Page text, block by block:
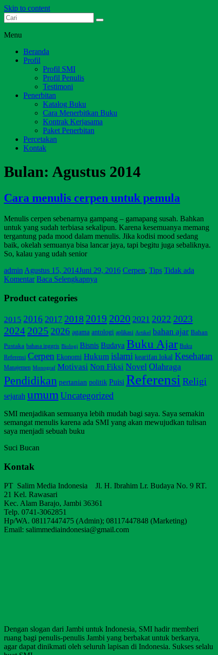
Skip to content
Dari Jambi untuk Indonesia
Menu
Beranda
Profil
Profil SMI
Profil Penulis
Testimoni
Penerbitan
Katalog Buku
Cara Menerbitkan Buku
Kontrak Kerjasama
Paket Penerbitan
Percetakan
Kontak
Bulan: Agustus 2014
Cara menulis cerpen untuk pemula
Menulis cerpen sebenarnya gampang – gamapang susah. Bahkan
untuk yang sudah terbiasa sekalipun. Karena kesemuanya memang
tergantung pada mood dalam menulis. Jika kodisi mood sedang
baik, okelah semuanya bisa lancar jaya, tapi begitu juga sebaliknya.
So, kalau yang udah senior
admin Agustus 15, 2014Juni 29, 2016 Cerpen, Tips Tidak ada
Komentar Baca Selengkapnya
Product categories
2015 2016 2017 2018 2019 2020 2021 2022 2023
2024 2025 2026 agama antologi aplikasi Artikel bahan ajar Bahan
Pustaka bahasa inggris Biologi Bisnis Budaya Buku Ajar Buku
Referensi Cerpen Ekonomi Hukum islami kearifan lokal Kesehatan
Manajemen Monograf Motivasi Non Fiksi Novel Olahraga
Pendidikan pertanian politik Puisi Referensi Religi
sejarah umum Uncategorized
SMI menjadikan semuanya lebih mudah bagi saya. Saya semakin
semangat menulis karena ada SMI yang akan mewujudkan tulisan
saya menjadi sebuah buku
Suci Bucan
Kontak
PT Salim Media Indonesia Jl. H. Ibrahim Lr. Budaya No. 9 RT.
21 Kel. Rawasari
Kec. Alam Barajo, Jambi 36361
Telp. 0741-3062851
Hp/WA. 08117447475 (Admin); 08117447848 (Marketing)
Email: salimmediaindonesia@gmail.com
Dengan slogan dari Jambi untuk Indonesia, SMI hadir memberi
ruang bagi penulis-penulis Jambi yang berbakat untuk berkarya,
agar dapat dinikmati oleh seluruh lapisan di Indonesia. Sukses selalu